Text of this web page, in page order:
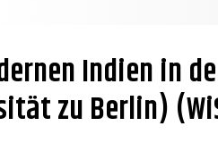
Indien in
zu Berlin)